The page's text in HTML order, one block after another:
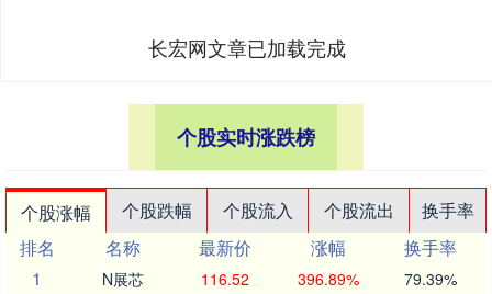
长宏网文章已加载完成
个股实时涨跌榜
个股涨幅 个股跌幅 个股流入 个股流出
换手率
排名
名称 最新价 涨幅
换手率
1
N展芯 116.52 396.89% 79.39%